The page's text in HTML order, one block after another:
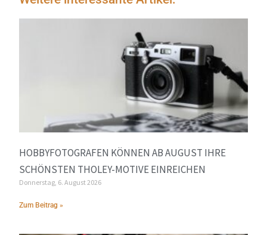
HOBBYFOTOGRAFEN KÖNNEN AB AUGUST IHRE
SCHÖNSTEN THOLEY-MOTIVE EINREICHEN
Donnerstag, 6. August 2026
Zum Beitrag »